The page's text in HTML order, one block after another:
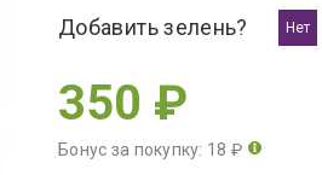
Добавить зелень? Нет
350 ₽
Бонус за покупку: 18 ₽